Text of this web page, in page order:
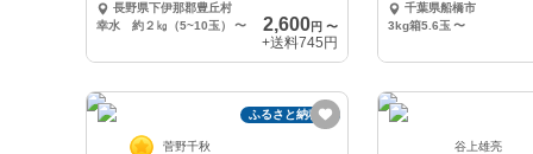
人気！！
長野県下伊那郡豊丘村
幸水 約２㎏（5~10玉）
〜 2,600円 〜
+送料745円
トリコ
千葉県船橋市
3kg箱5.6玉 〜
ふるさと納税可
菅野千秋 谷上雄亮